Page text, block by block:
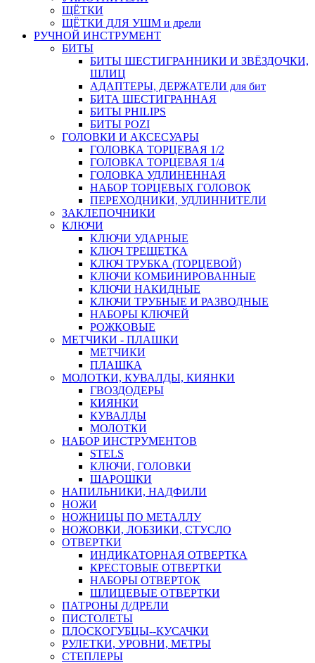
ЩЁТКИ
ЩЁТКИ ДЛЯ УШМ и дрели
РУЧНОЙ ИНСТРУМЕНТ
БИТЫ
БИТЫ ШЕСТИГРАННИКИ И ЗВЁЗДОЧКИ,
ШЛИЦ
АДАПТЕРЫ, ДЕРЖАТЕЛИ для бит
БИТА ШЕСТИГРАННАЯ
БИТЫ PHILIPS
БИТЫ POZI
ГОЛОВКИ И АКСЕСУАРЫ
ГОЛОВКА ТОРЦЕВАЯ 1/2
ГОЛОВКА ТОРЦЕВАЯ 1/4
ГОЛОВКА УДЛИНЕННАЯ
НАБОР ТОРЦЕВЫХ ГОЛОВОК
ПЕРЕХОДНИКИ, УДЛИННИТЕЛИ
ЗАКЛЕПОЧНИКИ
КЛЮЧИ
КЛЮЧИ УДАРНЫЕ
КЛЮЧ ТРЕЩЕТКА
КЛЮЧ ТРУБКА (ТОРЦЕВОЙ)
КЛЮЧИ КОМБИНИРОВАННЫЕ
КЛЮЧИ НАКИДНЫЕ
КЛЮЧИ ТРУБНЫЕ И РАЗВОДНЫЕ
НАБОРЫ КЛЮЧЕЙ
РОЖКОВЫЕ
МЕТЧИКИ - ПЛАШКИ
МЕТЧИКИ
ПЛАШКА
МОЛОТКИ, КУВАЛДЫ, КИЯНКИ
ГВОЗДОДЕРЫ
КИЯНКИ
КУВАЛДЫ
МОЛОТКИ
НАБОР ИНСТРУМЕНТОВ
STELS
КЛЮЧИ, ГОЛОВКИ
ШАРОШКИ
НАПИЛЬНИКИ, НАДФИЛИ
НОЖИ
НОЖНИЦЫ ПО МЕТАЛЛУ
НОЖОВКИ, ЛОБЗИКИ, СТУСЛО
ОТВЕРТКИ
ИНДИКАТОРНАЯ ОТВЕРТКА
КРЕСТОВЫЕ ОТВЕРТКИ
НАБОРЫ ОТВЕРТОК
ШЛИЦЕВЫЕ ОТВЕРТКИ
ПАТРОНЫ Д/ДРЕЛИ
ПИСТОЛЕТЫ
ПЛОСКОГУБЦЫ--КУСАЧКИ
РУЛЕТКИ, УРОВНИ, МЕТРЫ
СТЕПЛЕРЫ